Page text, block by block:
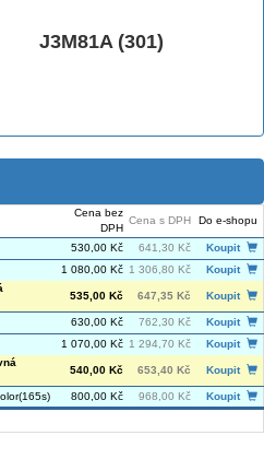
J3M81A (301)
Cena bez
DPH
Cena s DPH Do e-shopu
530,00 Kč 641,30 Kč
Koupit
1 080,00 Kč 1 306,80 Kč
Koupit
535,00 Kč 647,35 Kč Koupit
630,00 Kč 762,30 Kč
Koupit
1 070,00 Kč 1 294,70 Kč
Koupit
540,00 Kč 653,40 Kč Koupit
800,00 Kč 968,00 Kč Koupit